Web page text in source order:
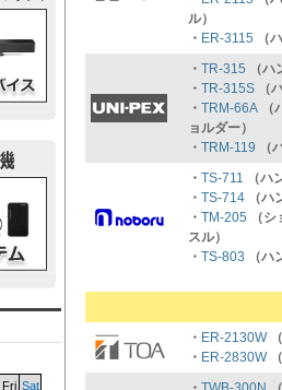
ル）
・ ER-3115 （
・ TR-315 （ハ
・ TR-315S（
・ TRM-66A（
ョルダー）
・ TRM-119 （
・ TS-711 （ハ
・ TS-714（ハ
・ TM-205 （シ
スル）
・ TS-803 （ハ
・ ER-2130W（
・ ER-2830W（
Fri Sat